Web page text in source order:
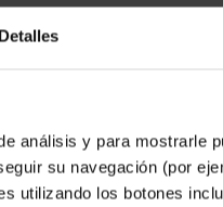
Detalles
análisis y para mostrarle
su navegación (por
utilizando los botones